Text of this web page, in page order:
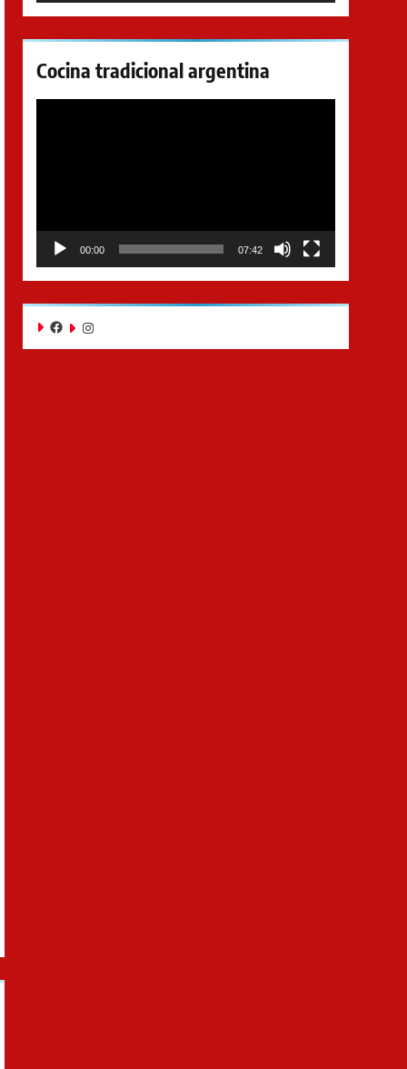
Cocina tradicional argentina
00:00 07:42
FacebookInstagram